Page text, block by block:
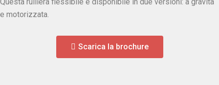
e motorizzata.
Scarica la brochure